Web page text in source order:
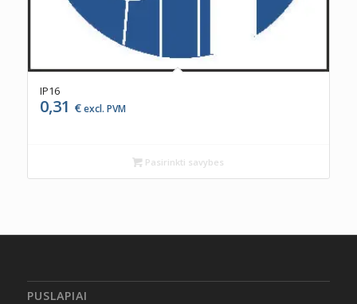
IP16
0,31 €excl. PVM
Pasirinkti savybes
PUSLAPIAI